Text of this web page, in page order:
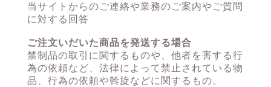
当サイトからのご連絡や業務のご案内やご質問
に対する回答
ご注文いだいた商品を発送する場合
禁制品の取引に関するものや、他者を害する行
為の依頼など、法律によって禁止されている物
品、行為の依頼や斡旋などに関するもの。